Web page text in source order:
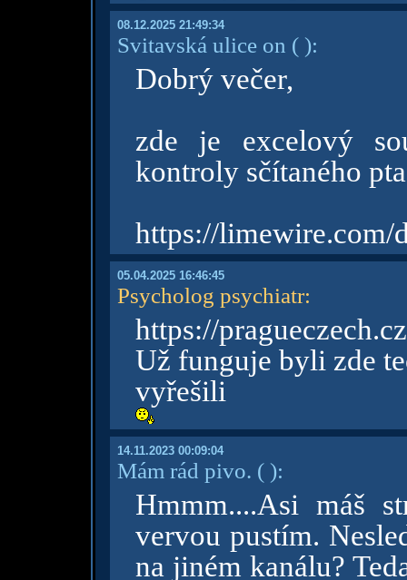
08.12.2025 21:49:34
Svitavská ulice on ( ):
Dobrý večer,
zde je excelový
kontroly sčítaného
https://limewire.com/
05.04.2025 16:46:45
Psycholog psychiatr:
https://
Už funguje byli zde
vyřešili
14.11.2023 00:09:04
Mám rád pivo. ( ):
Hmmm....Asi máš
vervou pustím.
na jiném kanálu?